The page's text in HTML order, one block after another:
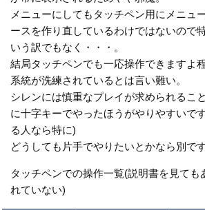
メニューにしてもタッチペン用にメニュ
ースを作り直しているわけではないので
いう訳でもなく・・・。
結局タッチペンでも一応操作できますよ
系統が洗練されているとは言い難い。
シレンには慎重なプレイが求められるこ
に十字キーでやったほうがやりやすいで
る人なら特に)
どうしても片手でやりたいとかなら別です
タッチペンでの操作一覧(説明書を見ても
れていない)